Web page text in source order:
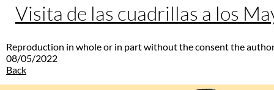
Visita de las cuadrillas a los
Reproduction in whole or in part without the consent the
08/05/2022
Back